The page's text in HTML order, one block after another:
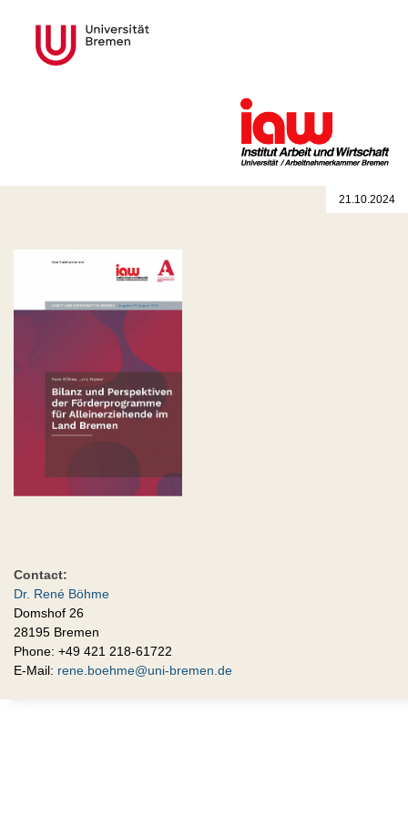
21.10.2024
Contact:
Dr. René Böhme
Domshof 26
28195 Bremen
Phone: +49 421 218-61722
E-Mail: rene.boehme@uni-bremen.de